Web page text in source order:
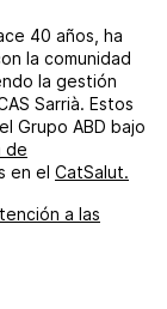
40 años, ha
la comunidad
la gestión
Sarrià. Estos
Grupo ABD bajo
de
en el CatSalut.
a las